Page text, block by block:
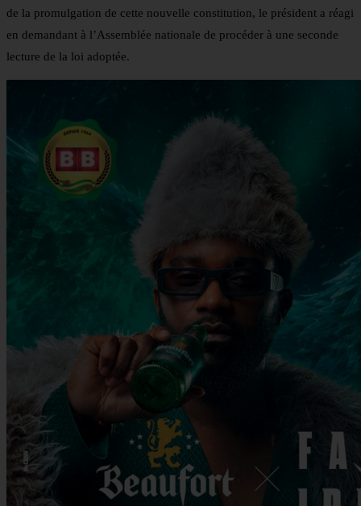
de la promulgation de cette nouvelle constitution, le président a réagi
en demandant à l’Assemblée nationale de procéder à une seconde
lecture de la loi adoptée.